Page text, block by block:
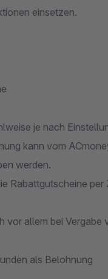
einsetzen.
je nach
kann vom
werden.
Rabattgutscheine
vor allem bei
als Belohnung